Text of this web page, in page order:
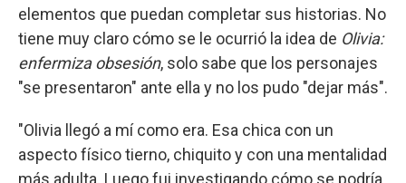
elementos que puedan completar sus historias. No
tiene muy claro cómo se le ocurrió la idea de Olivia:
enfermiza obsesión, solo sabe que los personajes
"se presentaron" ante ella y no los pudo "dejar más".
"Olivia llegó a mí como era. Esa chica con un
aspecto físico tierno, chiquito y con una mentalidad
más adulta. Luego fui investigando cómo se podría